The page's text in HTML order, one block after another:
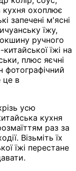
кухня охоплює
запечені м'ясні
їжу,
ручного
їжі на
плюс яєчні
фотографічний
це в
усю
кухня
раз за
Візьміть їх
їжі перестане